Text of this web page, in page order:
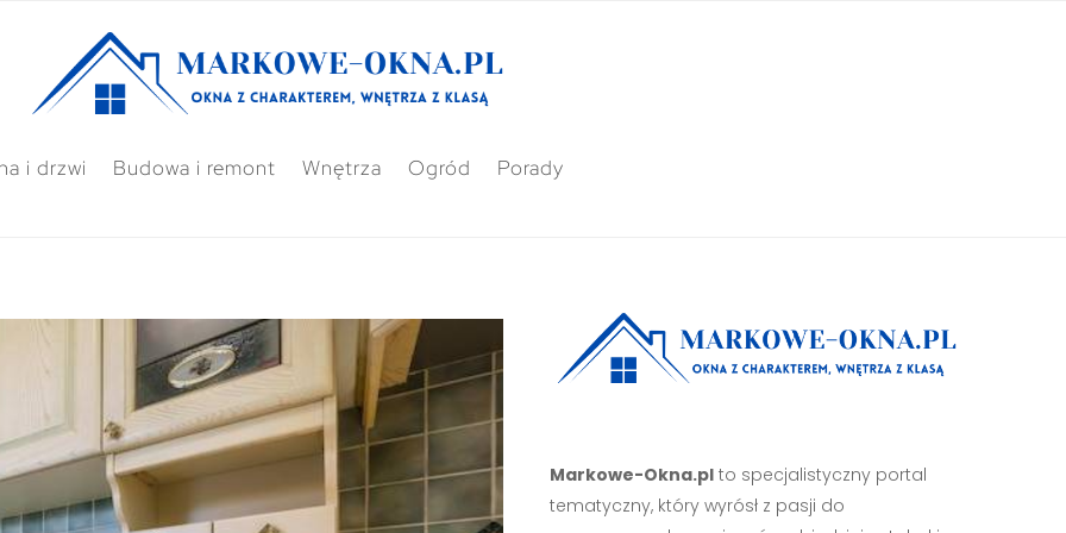
i drzwi Budowa i remont Wnętrza Ogród Porady
Markowe-Okna.plto specjalistyczny portal
tematyczny, który wyrósł z pasji do